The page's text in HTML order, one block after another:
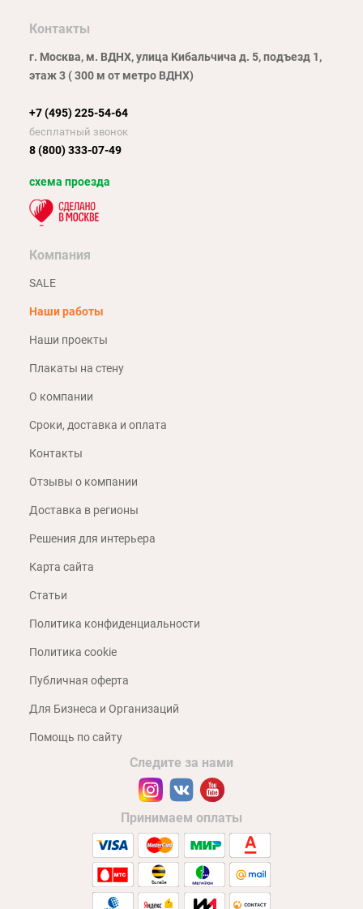
Контакты
г. Москва, м. ВДНХ, улица Кибальчича д. 5, подъезд 1,
этаж 3 ( 300 м от метро ВДНХ)
+7 (495) 225-54-64
бесплатный звонок
8 (800) 333-07-49
схема проезда
Компания
SALE
Наши работы
Наши проекты
Плакаты на стену
О компании
Сроки, доставка и оплата
Контакты
Отзывы о компании
Доставка в регионы
Решения для интерьера
Карта сайта
Статьи
Политика конфиденциальности
Политика cookie
Публичная оферта
Для Бизнеса и Организаций
Помощь по сайту
Следите за нами
Принимаем оплаты